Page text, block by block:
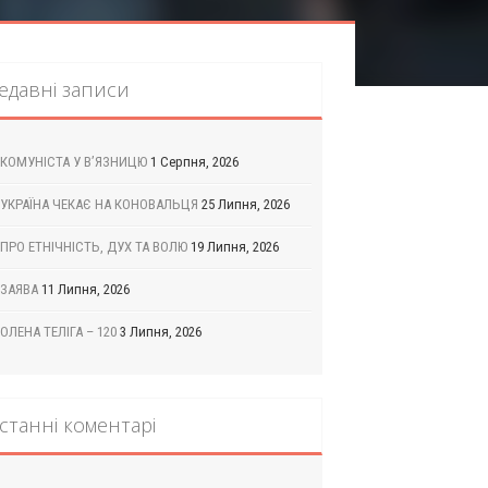
записи
КОМУНІСТА У В’ЯЗНИЦЮ 1 Серпня, 2026
УКРАЇНА ЧЕКАЄ НА КОНОВАЛЬЦЯ 25 Липня, 2026
ПРО ЕТНІЧНІСТЬ, ДУХ ТА ВОЛЮ 19 Липня, 2026
ЗАЯВА 11 Липня, 2026
ОЛЕНА ТЕЛІГА – 120 3 Липня, 2026
коментарі